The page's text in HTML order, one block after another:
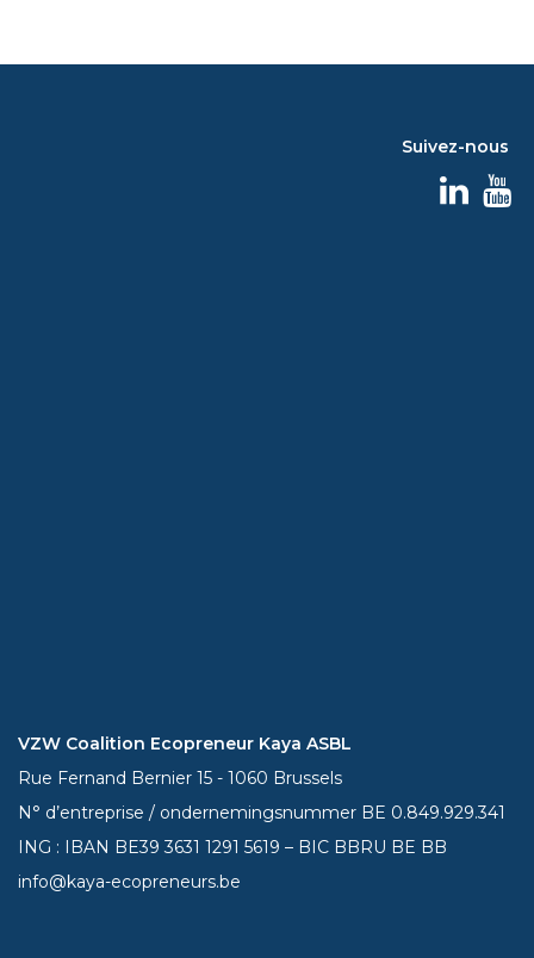
Suivez-nous
VZW Coalition Ecopreneur Kaya ASBL
Rue Fernand Bernier 15 - 1060 Brussels
N° d’entreprise / ondernemingsnummer BE 0.849.929.341
ING : IBAN BE393631 1291 5619 – BIC BBRU BE BB
info@kaya-ecopreneurs.be